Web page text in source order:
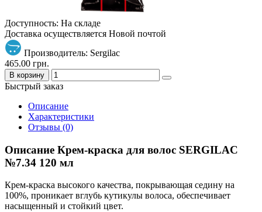
Доступность: На складе
Доставка осуществляется Новой почтой
Производитель: Sergilac
465.00 грн.
В корзину
Быстрый заказ
Описание
Характеристики
Отзывы (0)
Описание Крем-краска для волос SERGILAC
№7.34 120 мл
Крем-краска высокого качества, покрывающая седину на
100%, проникает вглубь кутикулы волоса, обеспечивает
насыщенный и стойкий цвет.